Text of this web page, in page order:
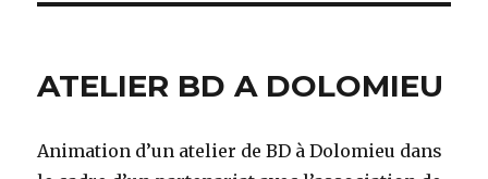
ATELIER BD A DOLOMIEU
Animation d’un atelier de BD à Dolomieu dans